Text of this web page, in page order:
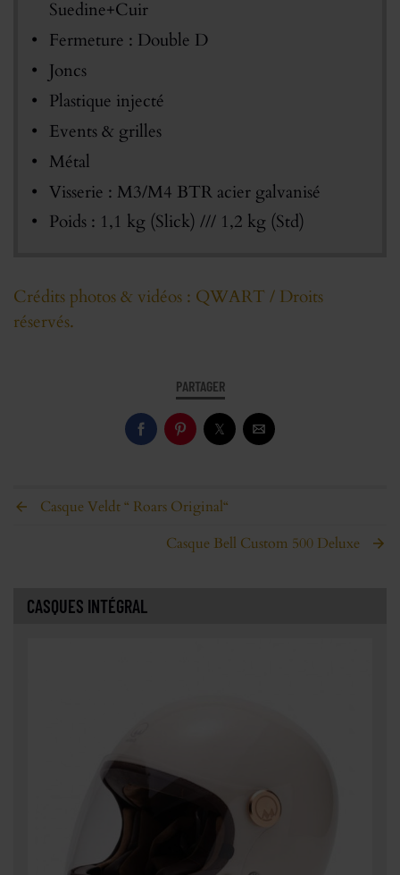
Suedine+Cuir
Fermeture : Double D
Joncs
Plastique injecté
Events & grilles
Métal
Visserie : M3/M4 BTR acier galvanisé
Poids : 1,1 kg (Slick) /// 1,2 kg (Std)
Crédits photos & vidéos : QWART / Droits
réservés.
PARTAGER
Casque Veldt “ Roars Original“
Casque Bell Custom 500 Deluxe
CASQUES INTÉGRAL